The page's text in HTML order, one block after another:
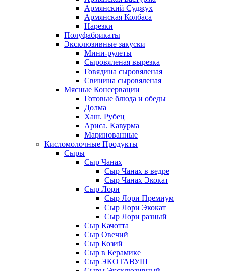
Армянский Суджух
Армянская Колбаса
Нарезки
Полуфабрикаты
Эксклюзивные закуски
Мини-рулеты
Сыровяленая вырезка
Говядина сыровяленая
Свинина сыровяленая
Мясные Консервации
Готовые блюда и обеды
Долма
Хаш. Рубец
Ариса. Кавурма
Маринованные
Кисломолочные Продукты
Сыры
Сыр Чанах
Сыр Чанах в ведре
Сыр Чанах Экокат
Сыр Лори
Сыр Лори Премиум
Сыр Лори Экокат
Сыр Лори разный
Сыр Качотта
Сыр Овечий
Сыр Козий
Сыр в Керамике
Сыр ЭКОТАВУШ